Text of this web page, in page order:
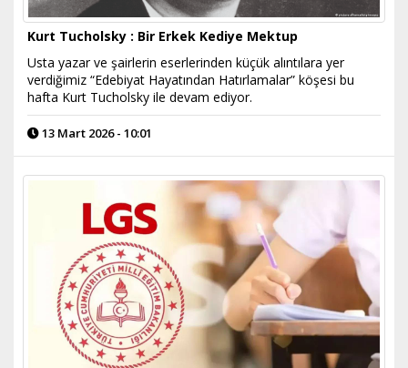
Kurt Tucholsky : Bir Erkek Kediye Mektup
Usta yazar ve şairlerin eserlerinden küçük alıntılara yer
verdiğimiz “Edebiyat Hayatından Hatırlamalar” köşesi bu
hafta Kurt Tucholsky ile devam ediyor.
13 Mart 2026 - 10:01